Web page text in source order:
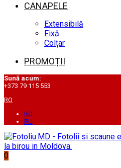
CANAPELE
Extensibilă
Fixă
Colțar
PROMOȚII
Sună acum:
+373 79 115 553
RO
RO
RU
0